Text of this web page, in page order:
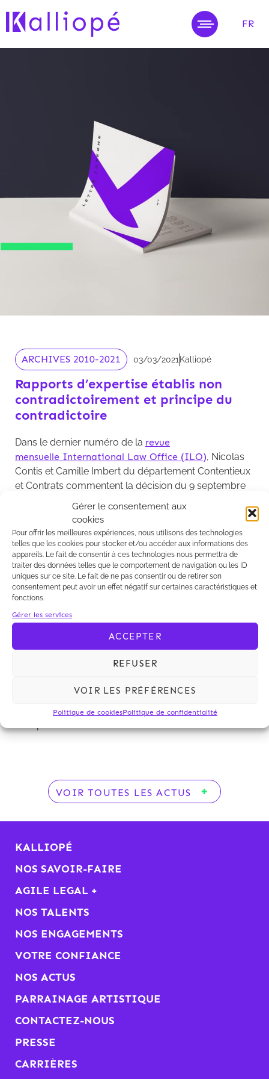
Gérer le consentement aux
cookies
Pour offrir les meilleures expériences, nous utilisons des technologies
telles que les cookies pour stocker et/ou accéder aux informations des
appareils. Le fait de consentir à ces technologies nous permettra de
traiter des données telles que le comportement de navigation ou les ID
uniques sur ce site. Le fait de ne pas consentir ou de retirer son
consentement peut avoir un effet négatif sur certaines caractéristiques et
fonctions.
Gérer les services
ACCEPTER
REFUSER
VOIR LES PRÉFÉRENCES
Politique de cookiesPolitique de confidentialité
FR
ARCHIVES 2010-2021 03/03/2021 Kalliopé
Rapports d’expertise établis non
contradictoirement et principe du
contradictoire
Dans le dernier numéro de la revue
mensuelle International Law Office (ILO), Nicolas
Contis et Camille Imbert du département Contentieux
et Contrats commentent la décision du 9 septembre
2020 de la 1ere chambre civile de la Cour de
Cassation concernant la force probante de rapports
d’expertise non soumis à la libre discussion des
parties.
Dans le dernier numéro de larevue
mensuelle International Law Office (ILO)
Contis et Camille Imbert du département
Contentieux et Contrats commentent la décision du
Cour de Cassation concernant la force probante de
rapports d’expertise non soumis à la libre discussion
VOIR TOUTES LES ACTUS
KALLIOPÉ
NOS SAVOIR-FAIRE
AGILE LEGAL +
NOS TALENTS
NOS ENGAGEMENTS
VOTRE CONFIANCE
NOS ACTUS
PARRAINAGE ARTISTIQUE
CONTACTEZ-NOUS
PRESSE
CARRIÈRES